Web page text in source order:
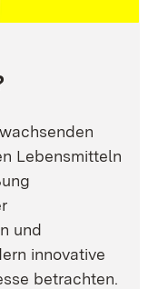
Lebensmitteln
und
innovative
betrachten.